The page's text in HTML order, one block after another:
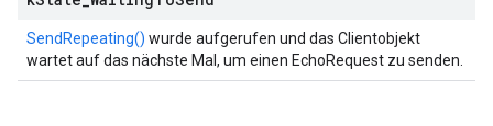
SendRepeating() wurde aufgerufen und das Clientobjekt
wartet auf das nächste Mal, um einen EchoRequest zu senden.